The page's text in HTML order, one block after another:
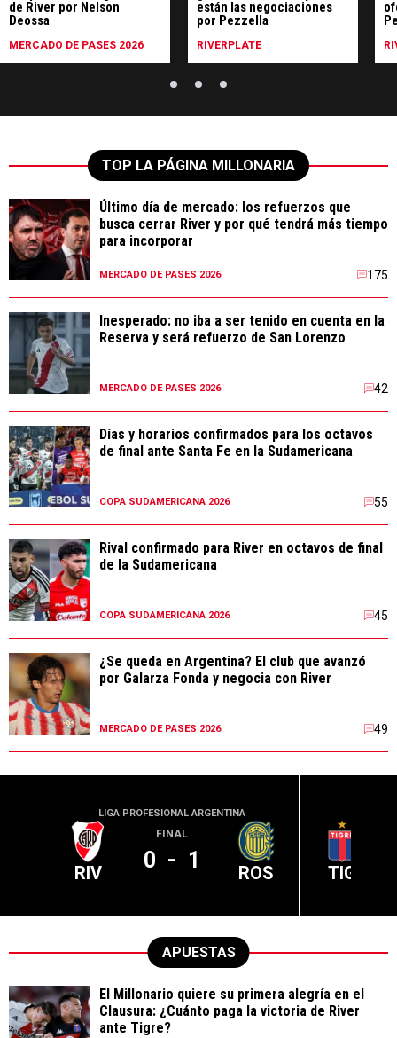
de River por Nelson
Deossa
MERCADO DE PASES 2026
están las negociaciones
por Pezzella
RIVERPLATE
TOP LA PÁGINA MILLONARIA
Último día de mercado: los refuerzos que
busca cerrar River y por qué tendrá más tiempo
para incorporar
MERCADO DE PASES 2026 175
Inesperado: no iba a ser tenido en cuenta en la
Reserva y será refuerzo de San Lorenzo
MERCADO DE PASES 2026 42
Días y horarios confirmados para los octavos
de final ante Santa Fe en la Sudamericana
COPA SUDAMERICANA 2026 55
Rival confirmado para River en octavos de final
de la Sudamericana
COPA SUDAMERICANA 2026 45
¿Se queda en Argentina? El club que avanzó
por Galarza Fonda y negocia con River
MERCADO DE PASES 2026 49
LIGA PROFESIONAL ARGENTINA
RIV
FINAL
0 - 1 ROS TIG
APUESTAS
El Millonario quiere su primera alegría en el
Clausura: ¿Cuánto paga la victoria de River
ante Tigre?